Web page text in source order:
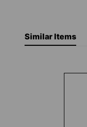
Similar Items